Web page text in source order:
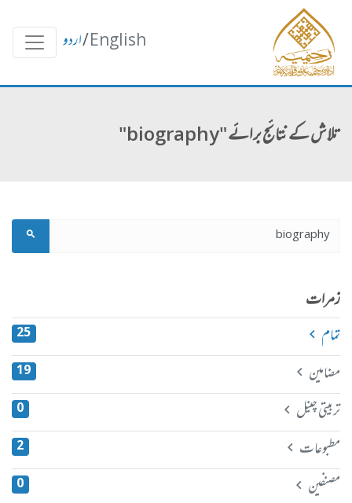
English
/اردو
تلاش کے نتائج برائے "biography"
زمرات
تمام 25
مضامین 19
تربیتی چینل 0
مطبوعات 2
مصنفین 0